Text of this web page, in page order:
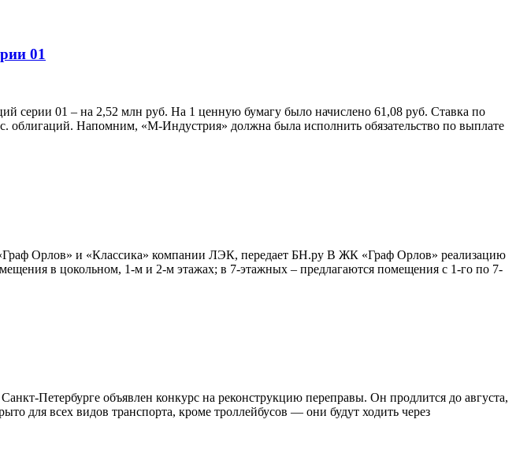
01
серии 01 – на 2,52 млн руб. На 1 ценную бумагу было начислено 61,08 руб. Ставка по
облигаций. Напомним, «М-Индустрия» должна была исполнить обязательство по выплате
Орлов» и «Классика» компании ЛЭК, передает БН.ру В ЖК «Граф Орлов» реализацию
в цокольном, 1-м и 2-м этажах; в 7-этажных – предлагаются помещения с 1-го по 7-
Петербурге объявлен конкурс на реконструкцию переправы. Он продлится до августа,
для всех видов транспорта, кроме троллейбусов — они будут ходить через